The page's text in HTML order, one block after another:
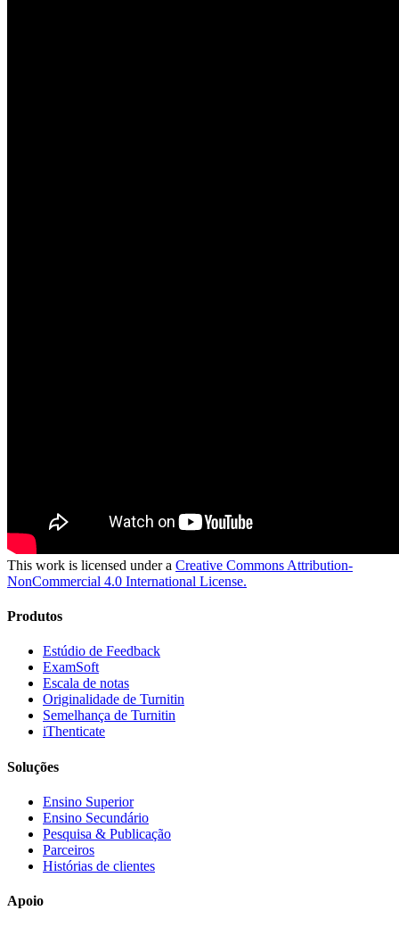
This work is licensed under a Creative Commons Attribution-
NonCommercial 4.0 International License.
Produtos
Estúdio de Feedback
ExamSoft
Escala de notas
Originalidade de Turnitin
Semelhança de Turnitin
iThenticate
Soluções
Ensino Superior
Ensino Secundário
Pesquisa & Publicação
Parceiros
Histórias de clientes
Apoio